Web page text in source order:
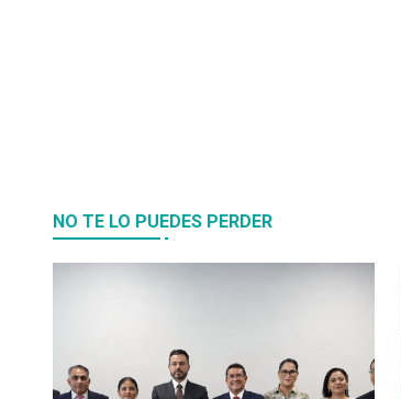
NO TE LO PUEDES PERDER